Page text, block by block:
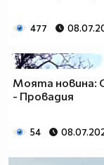
477
Моята новина:
- Провадия
54